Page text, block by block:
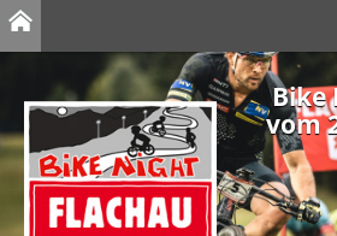
Bike
vom